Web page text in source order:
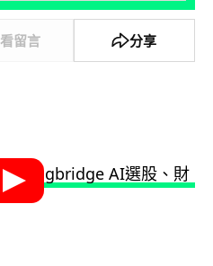
看留言 分享